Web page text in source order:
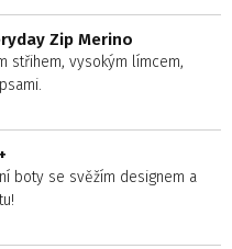
Zip Merino
střihem, vysokým límcem,
boty se svěžím designem a